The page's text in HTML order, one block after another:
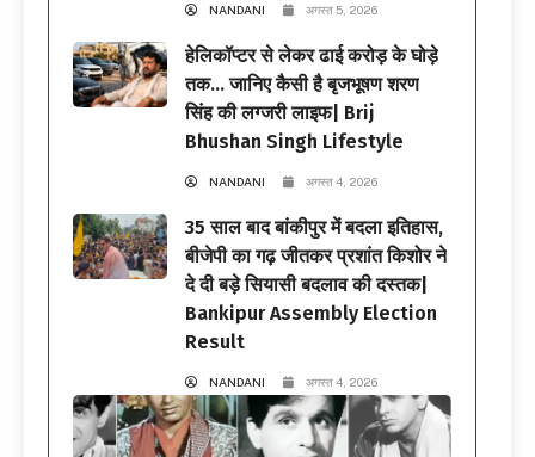
NANDANI अगस्त 5, 2026
हेलिकॉप्टर से लेकर ढाई करोड़ के घोड़े
तक… जानिए कैसी है बृजभूषण शरण
सिंह की लग्जरी लाइफ| Brij
Bhushan Singh Lifestyle
NANDANI अगस्त 4, 2026
35 साल बाद बांकीपुर में बदला इतिहास,
बीजेपी का गढ़ जीतकर प्रशांत किशोर ने
दे दी बड़े सियासी बदलाव की दस्तक|
Bankipur Assembly Election
Result
NANDANI अगस्त 4, 2026